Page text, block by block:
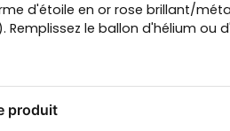
d'étoile en or rose brillant/
Remplissez le ballon d'hélium ou
produit